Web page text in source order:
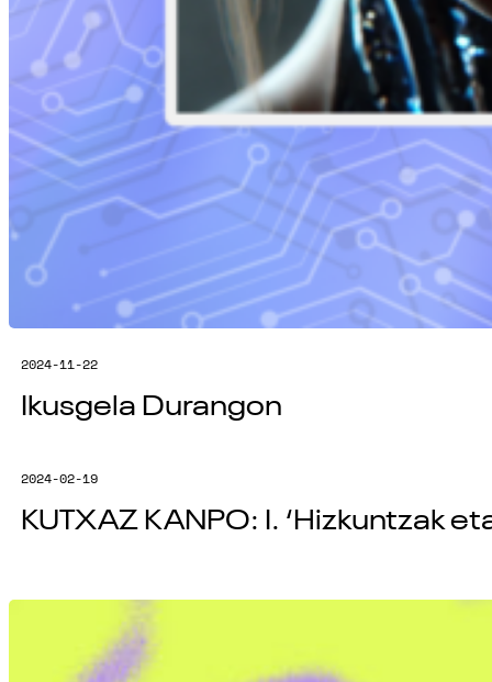
2024-11-22
Ikusgela Durangon
2024-02-19
KUTXAZ KANPO: I. ‘Hizkuntzak